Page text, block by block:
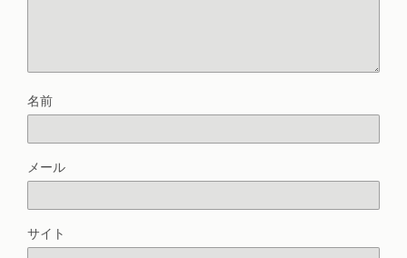
名前
メール
サイト